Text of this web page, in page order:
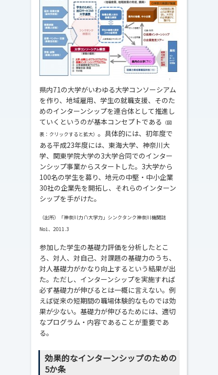
県内71の大学がいわゆる大学コンソーシアム
を作り、地域雇用、学生の就職支援、そのた
めのインターンシップを連合体として推進し
ていくというのが基本コンセプトである （図
表：クリックすると拡大） 。具体的には、初年度で
ある平成23年度には、東海大学、神奈川大
学、関東学院大学の3大学合同でのインター
ンシップ事業からスタートした。3大学から
100名の学生を募り、地元の中堅・中小企業
30社の企業先を開拓し、それらのインターン
シップを手がけた。
（出所）「神奈川力∩大学力」シンクタンク神奈川機関誌
No1、2011.3
参加した学生の基礎力評価を分析したとこ
ろ、対人、対自己、対課題の基礎力のうち、
対人基礎力がかなり向上するという結果が出
た。ただし、インターンシップを実施すれば
必ず基礎力が伸びるとは一概に言えない。例
えば従来の短期間の職場体験的なものでは効
果が少ない。基礎力が伸びるためには、適切
なプログラム・内容であることが重要であ
る。
効果的なインターンシップのための
5か条